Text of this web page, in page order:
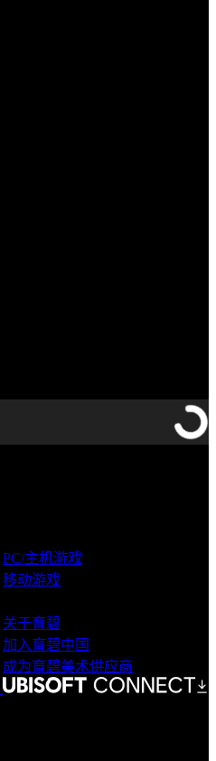
PC/主机游戏
移动游戏
关于育碧
加入育碧中国
成为育碧美术供应商